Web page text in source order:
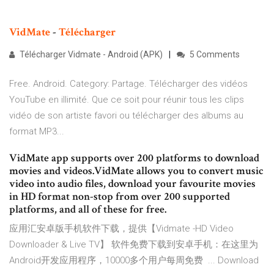
VidMate- Télécharger
Télécharger Vidmate - Android (APK) 5 Comments
Free. Android. Category: Partage. Télécharger des vidéos
YouTube en illimité. Que ce soit pour réunir tous les clips
vidéo de son artiste favori ou télécharger des albums au
format MP3...
VidMate app supports over 200 platforms to download
movies and videos.VidMate allows you to convert music
video into audio files, download your favourite movies
in HD format non-stop from over 200 supported
platforms, and all of these for free.
应用汇安卓版手机软件下载，提供【Vidmate -HD Video
Downloader & Live TV】 软件免费下载到安卓手机：在这里为
Android开发应用程序，10000多个用户每周免费 ... Download